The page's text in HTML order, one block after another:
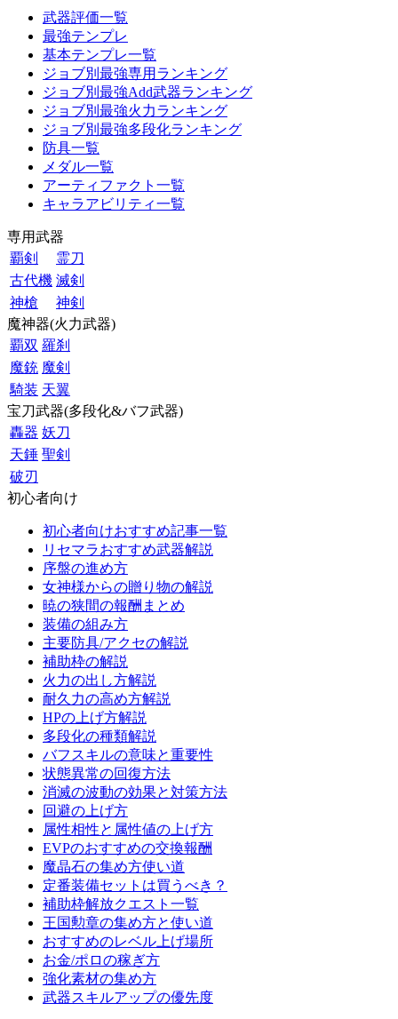
武器評価一覧
最強テンプレ
基本テンプレ一覧
ジョブ別最強専用ランキング
ジョブ別最強Add武器ランキング
ジョブ別最強火力ランキング
ジョブ別最強多段化ランキング
防具一覧
メダル一覧
アーティファクト一覧
キャラアビリティ一覧
専用武器
覇剣
霊刀
古代機 滅剣
神槍
神剣
魔神器(火力武器)
覇双 羅刹
魔銃 魔剣
騎装 天翼
宝刀武器(多段化&バフ武器)
轟器 妖刀
天錘 聖剣
破刃
初心者向け
初心者向けおすすめ記事一覧
リセマラおすすめ武器解説
序盤の進め方
女神様からの贈り物の解説
暁の狭間の報酬まとめ
装備の組み方
主要防具/アクセの解説
補助枠の解説
火力の出し方解説
耐久力の高め方解説
HPの上げ方解説
多段化の種類解説
バフスキルの意味と重要性
状態異常の回復方法
消滅の波動の効果と対策方法
回避の上げ方
属性相性と属性値の上げ方
EVPのおすすめの交換報酬
魔晶石の集め方使い道
定番装備セットは買うべき？
補助枠解放クエスト一覧
王国勲章の集め方と使い道
おすすめのレベル上げ場所
お金/ポロの稼ぎ方
強化素材の集め方
武器スキルアップの優先度